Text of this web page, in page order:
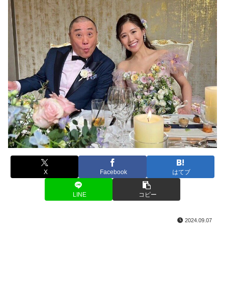
X Facebook はてブ
LINE コピー
2024.09.07